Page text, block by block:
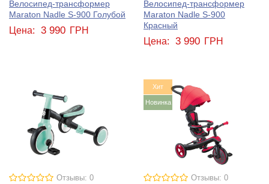
Велосипед-трансформер
Maraton Nadle S-900 Голубой
Цена: 3 990 ГРН
Велосипед-трансформер
Maraton Nadle S-900
Красный
Цена: 3 990 ГРН
Отзывы: 0
Хит
Новинка
Отзывы: 0